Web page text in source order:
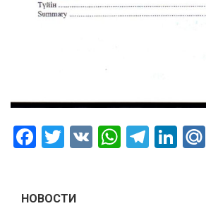
Facebook
Twitter
VK
НОВОСТИ